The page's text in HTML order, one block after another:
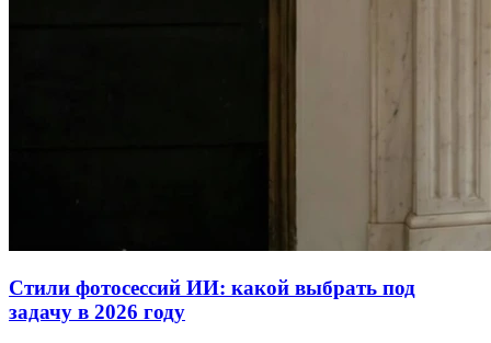
Стили фотосессий ИИ: какой выбрать под
задачу в 2026 году